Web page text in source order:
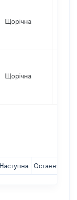
Щорічна
Щорічна
Наступна Остання